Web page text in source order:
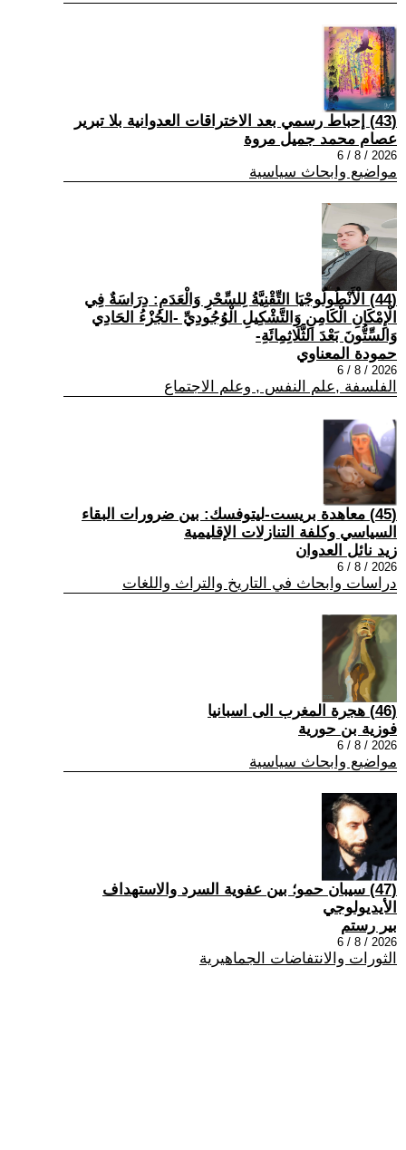
(43) إحباط رسمي بعد الاختراقات العدوانية بلا تبرير
عصام محمد جميل مروة
2026 / 8 / 6
مواضيع وابحاث سياسية
(44) الْأَنْطُولُوجْيَا التِّقْنِيَّةُ لِلسِّحْرِ وَالْعَدَمِ: دِرَاسَةٌ فِي
الْإِمْكَانِ الْكَامِنِ وَالتَّشْكِيلِ الْوُجُودِيِّ -الجُزْءُ الحَادِي
وَالسِّتُّونَ بَعْدَ الثَّلَاثِمِائَةِ-
حمودة المعناوي
2026 / 8 / 6
الفلسفة ,علم النفس , وعلم الاجتماع
(45) معاهدة بريست-ليتوفسك: بين ضرورات البقاء
السياسي وكلفة التنازلات الإقليمية
زيد نائل العدوان
2026 / 8 / 6
دراسات وابحاث في التاريخ والتراث واللغات
(46) هجرة المغرب الى اسبانيا
فوزية بن حورية
2026 / 8 / 6
مواضيع وابحاث سياسية
(47) سيبان حمو؛ بين عفوية السرد والاستهداف
الأيديولوجي
بير رستم
2026 / 8 / 6
الثورات والانتفاضات الجماهيرية